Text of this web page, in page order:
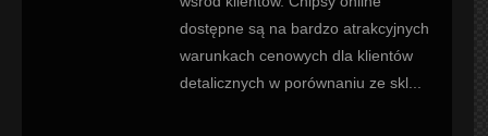
dostępne są na bardzo atrakcyjnych
warunkach cenowych dla klientów
detalicznych w porównaniu ze skl...